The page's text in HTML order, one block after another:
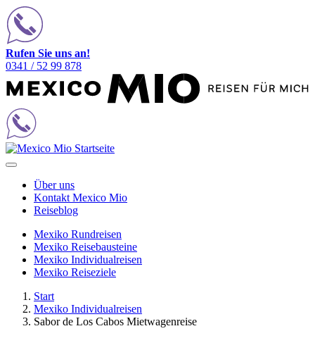
Rufen Sie uns an!
0341 / 52 99 878
Über uns
Kontakt Mexico Mio
Reiseblog
Mexiko Rundreisen
Mexiko Reisebausteine
Mexiko Individualreisen
Mexiko Reiseziele
Start
Mexiko Individualreisen
Sabor de Los Cabos Mietwagenreise